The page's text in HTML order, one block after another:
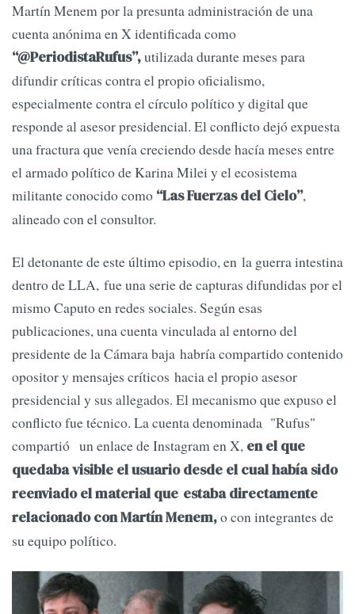
Martín Menem por la presunta administración de una
cuenta anónima en X identificada como
“@PeriodistaRufus”,utilizada durante meses para
difundir críticas contra el propio oficialismo,
especialmente contra el círculo político y digital que
responde al asesor presidencial. El conflicto dejó expuesta
una fractura que venía creciendo desde hacía meses entre
el armado político de Karina Milei y el ecosistema
militante conocido como “Las Fuerzas del Cielo”,
alineado con el consultor.
El detonante de este último episodio, en la guerra intestina
dentro de LLA, fue una serie de capturas difundidas por el
mismo Caputo en redes sociales. Según esas
publicaciones, una cuenta vinculada al entorno del
presidente de la Cámara baja habría compartido contenido
opositor y mensajes críticos hacia el propio asesor
presidencial y sus allegados. El mecanismo que expuso el
conflicto fue técnico. La cuenta denominada "Rufus"
compartió un enlace de Instagram en X, en el que
quedaba visible el usuario desde el cual había sido
reenviado el material que estaba directamente
relacionado con Martín Menem,o con integrantes de
su equipo político.